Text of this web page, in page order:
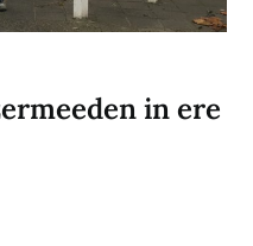
in ere